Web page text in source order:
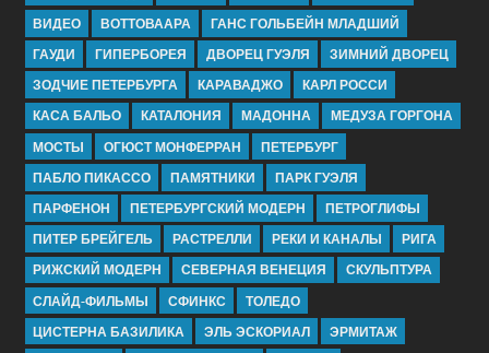
ВИДЕО
ВОТТОВААРА
ГАНС ГОЛЬБЕЙН МЛАДШИЙ
ГАУДИ
ГИПЕРБОРЕЯ ДВОРЕЦ ГУЭЛЯ
ЗИМНИЙ ДВОРЕЦ
ЗОДЧИЕ ПЕТЕРБУРГА
КАРАВАДЖО
КАРЛ РОССИ
КАСА БАЛЬО
КАТАЛОНИЯ МАДОННА
МЕДУЗА ГОРГОНА
МОСТЫ
ОГЮСТ МОНФЕРРАН
ПЕТЕРБУРГ
ПАБЛО ПИКАССО
ПАМЯТНИКИ
ПАРК ГУЭЛЯ
ПАРФЕНОН
ПЕТЕРБУРГСКИЙ МОДЕРН
ПЕТРОГЛИФЫ
ПИТЕР БРЕЙГЕЛЬ
РАСТРЕЛЛИ РЕКИ И КАНАЛЫ
РИГА
РИЖСКИЙ МОДЕРН
СЕВЕРНАЯ ВЕНЕЦИЯ
СКУЛЬПТУРА
СЛАЙД-ФИЛЬМЫ
СФИНКС
ТОЛЕДО
ЦИСТЕРНА БАЗИЛИКА
ЭЛЬ ЭСКОРИАЛ ЭРМИТАЖ